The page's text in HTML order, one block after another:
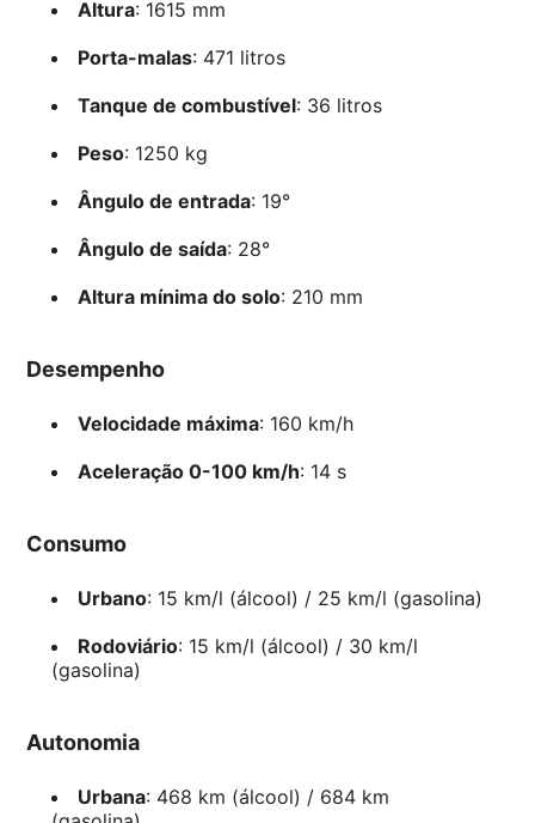
Altura: 1615 mm
Porta-malas: 471 litros
Tanque de combustível: 36 litros
Peso: 1250 kg
Ângulo de entrada: 19°
Ângulo de saída: 28°
Altura mínima do solo: 210 mm
Desempenho
Velocidade máxima: 160 km/h
Aceleração 0-100 km/h: 14 s
Consumo
Urbano: 15 km/l (álcool) / 25 km/l (gasolina)
Rodoviário: 15 km/l (álcool) / 30 km/l
(gasolina)
Autonomia
Urbana: 468 km (álcool) / 684 km